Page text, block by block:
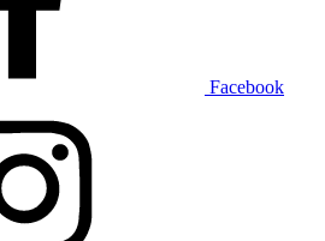
Facebook